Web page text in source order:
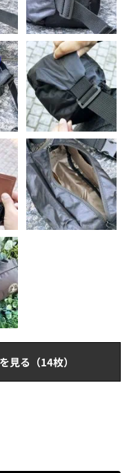
見る（14枚）